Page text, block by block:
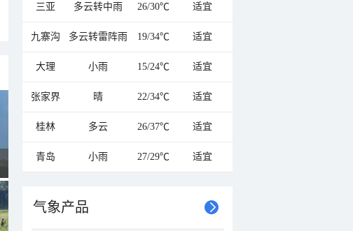
三亚 多云转中雨 26/30℃ 适宜
九寨沟 多云转雷阵雨 19/34℃ 适宜
大理 小雨 15/24℃ 适宜
张家界 晴 22/34℃ 适宜
桂林 多云 26/37℃ 适宜
青岛 小雨 27/29℃ 适宜
气象产品